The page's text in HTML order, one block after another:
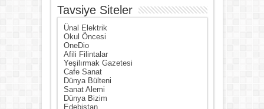
Tavsiye Siteler
Ünal Elektrik
Okul Öncesi
OneDio
Afili Filintalar
Yeşilırmak Gazetesi
Cafe Sanat
Dünya Bülteni
Sanat Alemi
Dünya Bizim
Edebistan